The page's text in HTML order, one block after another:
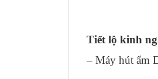
Tiết lộ kinh
– Máy hút ẩm